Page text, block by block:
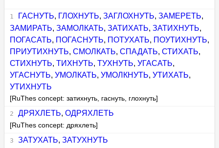
ГАСНУТЬ, ГЛОХНУТЬ, ЗАГЛОХНУТЬ, ЗАМЕРЕТЬ,
ЗАМИРАТЬ,ЗАМОЛКАТЬ,ЗАТИХАТЬ,ЗАТИХНУТЬ,
ПОГАСАТЬ, ПОГАСНУТЬ, ПОТУХАТЬ, ПОУТИХНУТЬ,
ПРИУТИХНУТЬ,СМОЛКАТЬ,СПАДАТЬ,СТИХАТЬ,
СТИХНУТЬ,ТИХНУТЬ,ТУХНУТЬ,УГАСАТЬ,
УГАСНУТЬ,УМОЛКАТЬ,УМОЛКНУТЬ,УТИХАТЬ,
УТИХНУТЬ
[RuThes concept: затихнуть, гаснуть, глохнуть]
ДРЯХЛЕТЬ, ОДРЯХЛЕТЬ
[RuThes concept: дряхлеть]
ЗАТУХАТЬ, ЗАТУХНУТЬ